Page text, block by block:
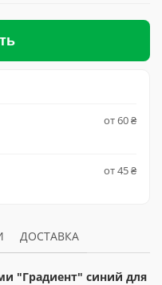
от 60 ₴
от 45 ₴
ДОСТАВКА
"Градиент" синий для